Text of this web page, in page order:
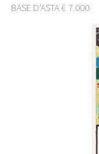
BASE D'ASTA€ 7.000